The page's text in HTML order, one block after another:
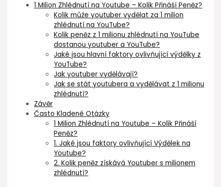
1 Milion Zhlédnutí na Youtube – Kolik Přináší Peněz?
Kolik může youtuber vydělat za 1 milion
zhlédnutí na YouTube?
Kolik peněz z 1 milionu zhlédnutí na YouTube
dostanou youtuber a YouTube?
Jaké jsou hlavní faktory ovlivňující výdělky z
YouTube?
Jak youtuber vydělávají?
Jak se stát youtubera a vydělávat z 1 milionu
zhlédnutí?
Závěr
Často Kladené Otázky
1 Milion Zhlédnutí na Youtube – Kolik Přináší
Peněz?
1. Jaké jsou faktory ovlivňující Výdělek na
Youtube?
2. Kolik peněz získává Youtuber s milionem
zhlédnutí?